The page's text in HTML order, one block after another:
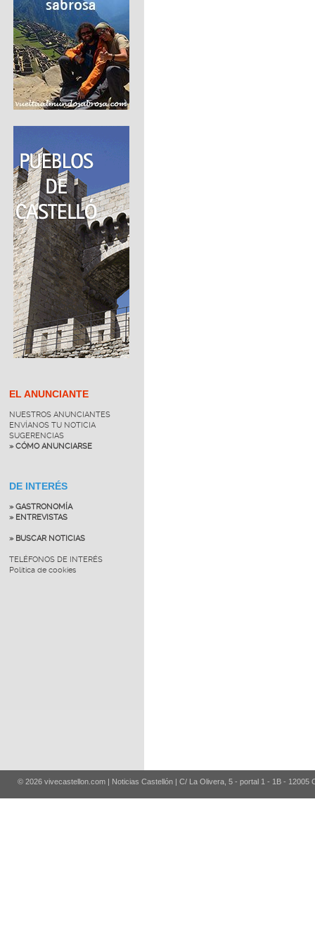
EL ANUNCIANTE
NUESTROS ANUNCIANTES
ENVÍANOS TU NOTICIA
SUGERENCIAS
» CÓMO ANUNCIARSE
DE INTERÉS
» GASTRONOMÍA
» ENTREVISTAS
» BUSCAR NOTICIAS
TELÉFONOS DE INTERÉS
Política de cookies
© 2026 vivecastellon.com | Noticias Castellón | C/ La Olivera, 5 - portal 1 - 1B - 12005